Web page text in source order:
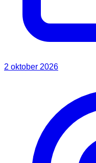
2 oktober 2026